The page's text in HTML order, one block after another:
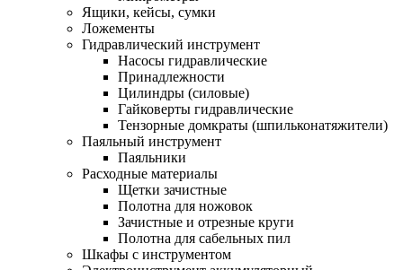
Ящики, кейсы, сумки
Ложементы
Гидравлический инструмент
Насосы гидравлические
Принадлежности
Цилиндры (силовые)
Гайковерты гидравлические
Тензорные домкраты (шпильконатяжители)
Паяльный инструмент
Паяльники
Расходные материалы
Щетки зачистные
Полотна для ножовок
Зачистные и отрезные круги
Полотна для сабельных пил
Шкафы с инструментом